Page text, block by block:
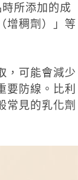
所添加的成
增稠劑）」等
，可能會減少
要防線。比利
常見的乳化劑